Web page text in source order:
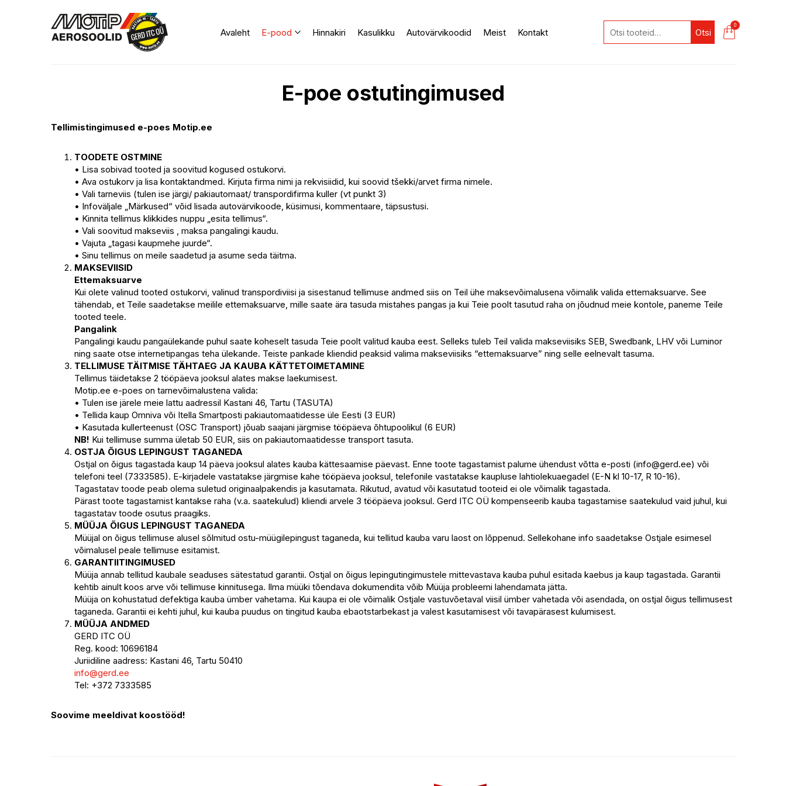
Avaleht E-pood Hinnakiri Kasulikku Autovärvikoodid Meist Kontakt Otsi
0
E-poe ostutingimused
Tellimistingimused e-poes Motip.ee
TOODETE OSTMINE
• Lisa sobivad tooted ja soovitud kogused ostukorvi.
• Ava ostukorv ja lisa kontaktandmed. Kirjuta firma nimi ja rekvisiidid, kui soovid tšekki/arvet firma nimele.
• Vali tarneviis (tulen ise järgi/ pakiautomaat/ transpordifirma kuller (vt punkt 3)
• Infoväljale „Märkused“ võid lisada autovärvikoode, küsimusi, kommentaare, täpsustusi.
• Kinnita tellimus klikkides nuppu „esita tellimus“.
• Vali soovitud makseviis , maksa pangalingi kaudu.
• Vajuta „tagasi kaupmehe juurde“.
• Sinu tellimus on meile saadetud ja asume seda täitma.
MAKSEVIISID
Ettemaksuarve
Kui olete valinud tooted ostukorvi, valinud transpordiviisi ja sisestanud tellimuse andmed siis on Teil ühe maksevõimalusena võimalik valida ettemaksuarve. See
tähendab, et Teile saadetakse meilile ettemaksuarve, mille saate ära tasuda mistahes pangas ja kui Teie poolt tasutud raha on jõudnud meie kontole, paneme Teile
tooted teele.
Pangalink
Pangalingi kaudu pangaülekande puhul saate koheselt tasuda Teie poolt valitud kauba eest. Selleks tuleb Teil valida makseviisiks SEB, Swedbank, LHV või Luminor
ning saate otse internetipangas teha ülekande. Teiste pankade kliendid peaksid valima makseviisiks “ettemaksuarve” ning selle eelnevalt tasuma.
TELLIMUSE TÄITMISE TÄHTAEG JA KAUBA KÄTTETOIMETAMINE
Tellimus täidetakse 2 tööpäeva jooksul alates makse laekumisest.
Motip.ee e-poes on tarnevõimalustena valida:
• Tulen ise järele meie lattu aadressil Kastani 46, Tartu (TASUTA)
• Tellida kaup Omniva või Itella Smartposti pakiautomaatidesse üle Eesti (3 EUR)
• Kasutada kullerteenust (OSC Transport) jõuab saajani järgmise tööpäeva õhtupoolikul (6 EUR)
NB! Kui tellimuse summa ületab 50 EUR, siis on pakiautomaatidesse transport tasuta.
OSTJA ÕIGUS LEPINGUST TAGANEDA
Ostjal on õigus tagastada kaup 14 päeva jooksul alates kauba kättesaamise päevast. Enne toote tagastamist palume ühendust võtta e-posti (info@gerd.ee) või
telefoni teel (7333585). E-kirjadele vastatakse järgmise kahe tööpäeva jooksul, telefonile vastatakse kaupluse lahtiolekuaegadel (E-N kl 10-17, R 10-16).
Tagastatav toode peab olema suletud originaalpakendis ja kasutamata. Rikutud, avatud või kasutatud tooteid ei ole võimalik tagastada.
Pärast toote tagastamist kantakse raha (v.a. saatekulud) kliendi arvele 3 tööpäeva jooksul. Gerd ITC OÜ kompenseerib kauba tagastamise saatekulud vaid juhul, kui
tagastatav toode osutus praagiks.
MÜÜJA ÕIGUS LEPINGUST TAGANEDA
Müüjal on õigus tellimuse alusel sõlmitud ostu-müügilepingust taganeda, kui tellitud kauba varu laost on lõppenud. Sellekohane info saadetakse Ostjale esimesel
võimalusel peale tellimuse esitamist.
GARANTIITINGIMUSED
Müüja annab tellitud kaubale seaduses sätestatud garantii. Ostjal on õigus lepingutingimustele mittevastava kauba puhul esitada kaebus ja kaup tagastada. Garantii
kehtib ainult koos arve või tellimuse kinnitusega. Ilma müüki tõendava dokumendita võib Müüja probleemi lahendamata jätta.
Müüja on kohustatud defektiga kauba ümber vahetama. Kui kaupa ei ole võimalik Ostjale vastuvõetaval viisil ümber vahetada või asendada, on ostjal õigus tellimusest
taganeda. Garantii ei kehti juhul, kui kauba puudus on tingitud kauba ebaotstarbekast ja valest kasutamisest või tavapärasest kulumisest.
MÜÜJA ANDMED
GERD ITC OÜ
Reg. kood: 10696184
Juriidiline aadress: Kastani 46, Tartu 50410
info@gerd.ee
Tel: +372 7333585
Soovime meeldivat koostööd!